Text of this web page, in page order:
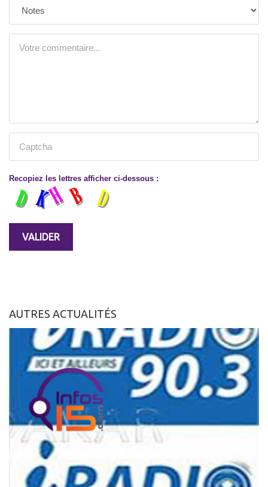
Recopiez les lettres afficher ci-dessous :
AUTRES ACTUALITÉS